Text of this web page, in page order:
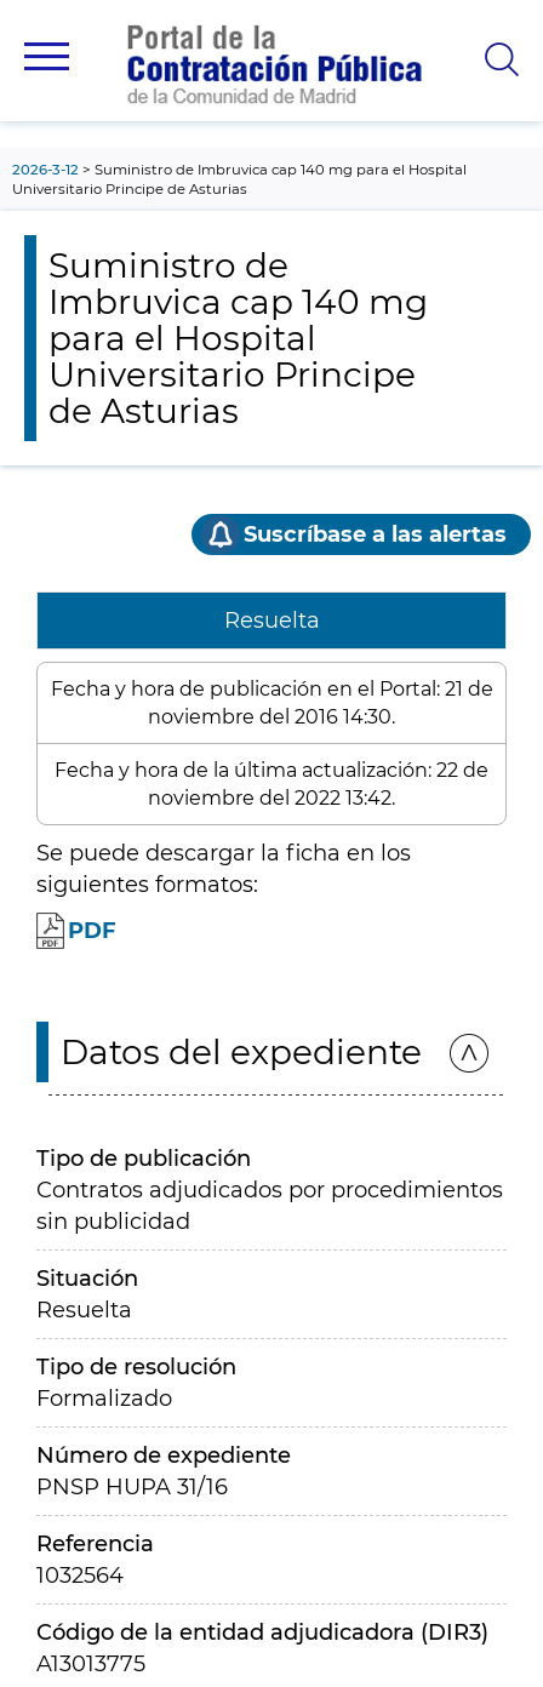
principal
2026-3-12
Suministro de Imbruvica cap 140 mg para el Hospital
Universitario Principe de Asturias
Suministro de
Imbruvica cap 140 mg
para el Hospital
Universitario Principe
de Asturias
Suscríbase a las alertas
Resuelta
Fecha y hora de publicación en el Portal: 21 de
noviembre del 2016 14:30.
Fecha y hora de la última actualización: 22 de
noviembre del 2022 13:42.
Se puede descargar la ficha en los
siguientes formatos:
PDF
Datos del expediente
Tipo de publicación
Contratos adjudicados por procedimientos
sin publicidad
Situación
Resuelta
Tipo de resolución
Formalizado
Número de expediente
PNSP HUPA 31/16
Referencia
1032564
Código de la entidad adjudicadora (DIR3)
A13013775